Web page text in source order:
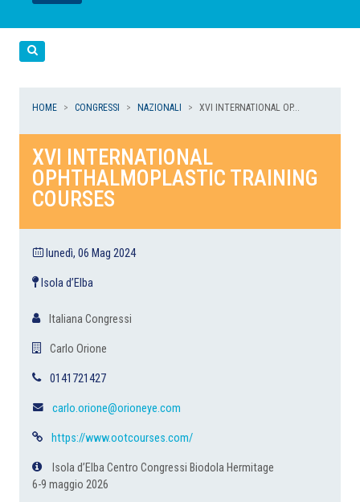
LEGGI
LEGGI
LEGGI
LEGGI
HOME CONGRESSI NAZIONALI XVI INTERNATIONAL OP...
XVI INTERNATIONAL
OPHTHALMOPLASTIC TRAINING
COURSES
lunedì, 06 Mag 2024
Isola d’Elba
Italiana Congressi
Carlo Orione
0141721427
carlo.orione@orioneye.com
https://www.ootcourses.com/
Isola d’Elba Centro Congressi Biodola Hermitage
6-9 maggio 2026